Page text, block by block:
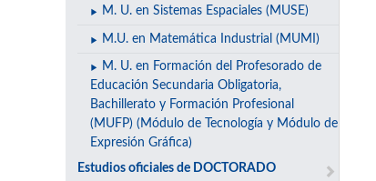
M. U. en Sistemas Espaciales (MUSE)
M.U. en Matemática Industrial (MUMI)
M. U. en Formación del Profesorado de
Educación Secundaria Obligatoria,
Bachillerato y Formación Profesional
(MUFP) (Módulo de Tecnología y Módulo de
Expresión Gráfica)
Estudios oficiales de DOCTORADO